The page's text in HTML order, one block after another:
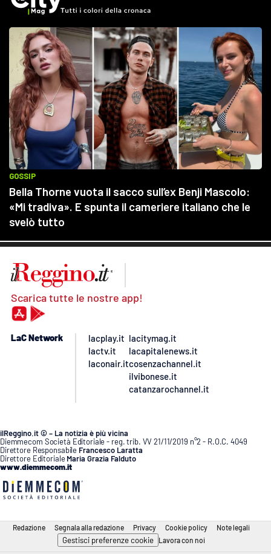
Scarica tutte le nostre app!
LaC Network
lacplay.it
lactv.it
laconair.it
lacitymag.it
lacapitalenews.it
cosenzachannel.it
ilvibonese.it
catanzarochannel.it
ilReggino.it © – La notizia è più vicina
Diemmecom Società Editoriale - reg. trib. VV 21/11/2019 n°2 - R.O.C. 4049
Direttore Responsabile Francesco Laratta
Direttore Editoriale Maria Grazia Falduto
www.diemmecom.it
Redazione Segnala alla redazione Privacy Cookie policy Note legali
Gestisci preferenze cookie Lavora con noi